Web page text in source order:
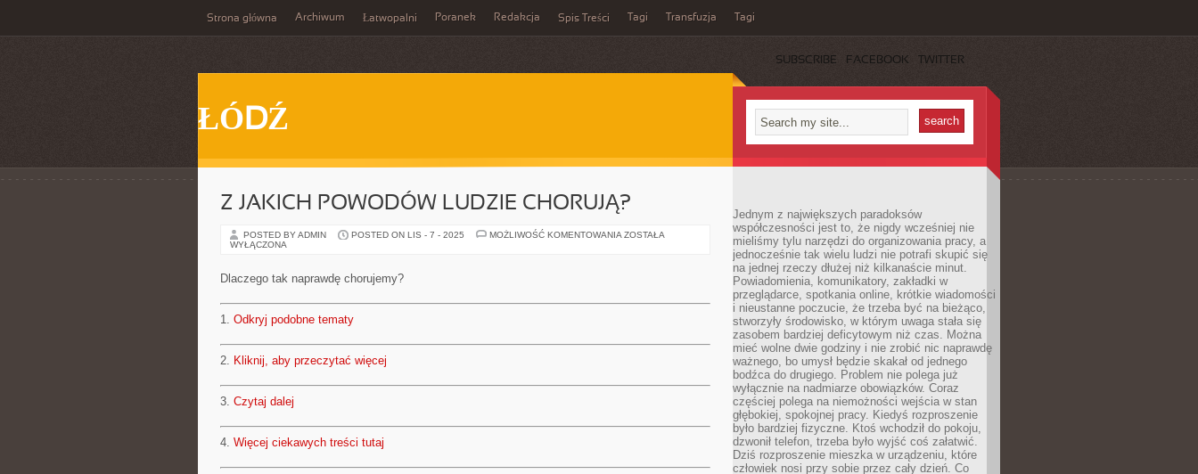
Strona główna Archiwum Łatwopalni Poranek Redakcja Spis Treści Tagi Transfuzja Tagi
SUBSCRIBE FACEBOOK TWITTER
ŁÓDŹ
Z JAKICH POWODÓW LUDZIE CHORUJĄ?
POSTED BY ADMIN POSTED ON LIS - 7 - 2025 MOŻLIWOŚĆ KOMENTOWANIA Z
ZOSTAŁA
WYŁĄCZONA
Dlaczego tak naprawdę chorujemy?
1. Odkryj podobne tematy
2. Kliknij, aby przeczytać więcej
3. Czytaj dalej
4. Więcej ciekawych treści tutaj
Jednym z największych paradoksów
współczesności jest to, że nigdy wcześniej nie
mieliśmy tylu narzędzi do organizowania pracy, a
jednocześnie tak wielu ludzi nie potrafi skupić się
na jednej rzeczy dłużej niż kilkanaście minut.
Powiadomienia, komunikatory, zakładki w
przeglądarce, spotkania online, krótkie wiadomości
i nieustanne poczucie, że trzeba być na bieżąco,
stworzyły środowisko, w którym uwaga stała się
zasobem bardziej deficytowym niż czas. Można
mieć wolne dwie godziny i nie zrobić nic naprawdę
ważnego, bo umysł będzie skakał od jednego
bodźca do drugiego. Problem nie polega już
wyłącznie na nadmiarze obowiązków. Coraz
częściej polega na niemożności wejścia w stan
głębokiej, spokojnej pracy. Kiedyś rozproszenie
było bardziej fizyczne. Ktoś wchodził do pokoju,
dzwonił telefon, trzeba było wyjść coś załatwić.
Dziś rozproszenie mieszka w urządzeniu, które
człowiek nosi przy sobie przez cały dzień. Co